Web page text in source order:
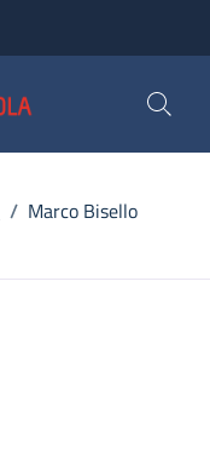
/ Marco Bisello